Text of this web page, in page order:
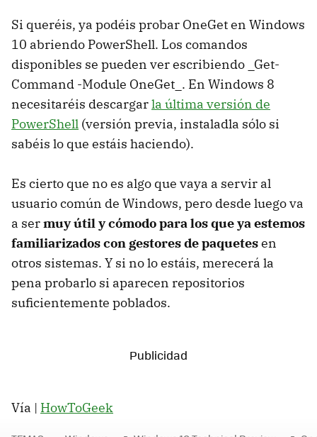
Si queréis, ya podéis probar OneGet en Windows
10 abriendo PowerShell. Los comandos
disponibles se pueden ver escribiendo _Get-
Command -Module OneGet_. En Windows 8
necesitaréis descargarla última versión de
PowerShell (versión previa, instaladla sólo si
sabéis lo que estáis haciendo).
Es cierto que no es algo que vaya a servir al
usuario común de Windows, pero desde luego va
a sermuy útil y cómodo para los que ya estemos
familiarizados con gestores de paquetesen
otros sistemas. Y si no lo estáis, merecerá la
pena probarlo si aparecen repositorios
suficientemente poblados.
Vía | HowToGeek